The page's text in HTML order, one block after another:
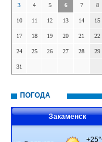
3 4 5 6 7 8
10 11 12 13 14 15
17 18 19 20 21 22
24 25 26 27 28 29
31
ПОГОДА
Закаменск